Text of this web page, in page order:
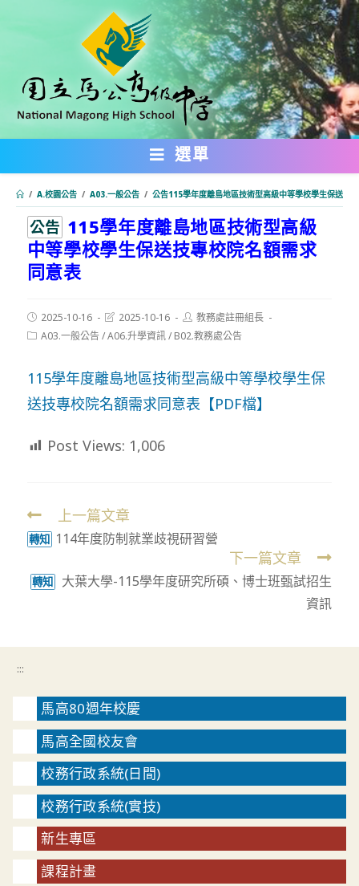
內
選單
/ A.校園公告 / A03.一般公告 / 公告115學年度離島地區技術型高級中等學校學生保送技
公告 115學年度離島地區技術型高級
中等學校學生保送技專校院名額需求
同意表
Post
published:
2025-10-16
Post
modified:
2025-10-16
Post
author:
教務處註冊組長
PostA03.一般公告/A06.升學資訊/ B02.教務處公告
115學年度離島地區技術型高級中等學校學生保
送技專校院名額需求同意表【PDF檔】
Post Views: 1,006
Read
more
上一篇文章
轉知 114年度防制就業歧視研習營
下一篇文章
轉知
大葉大學-115學年度研究所碩、博士班甄試招生
資訊
:::
馬高80週年校慶
馬高全國校友會
校務行政系統(日間)
校務行政系統(實技)
新生專區
課程計畫